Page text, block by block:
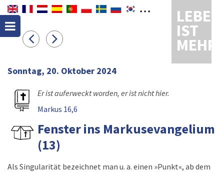
LEBEN
IST
MEHR
Sonntag, 20. Oktober 2024
Er ist auferweckt worden, er ist nicht hier.
Markus 16,6
Fenster ins Markusevangelium
(13)
Als Singularität bezeichnet man u. a. einen »Punkt«, ab dem